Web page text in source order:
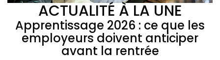
ACTUALITÉ À LA UNE
Apprentissage 2026 : ce que les
employeurs doivent anticiper
avant la rentrée